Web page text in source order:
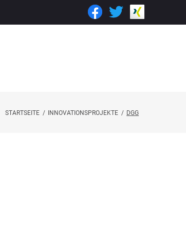
STARTSEITE / INNOVATIONSPROJEKTE / DGG